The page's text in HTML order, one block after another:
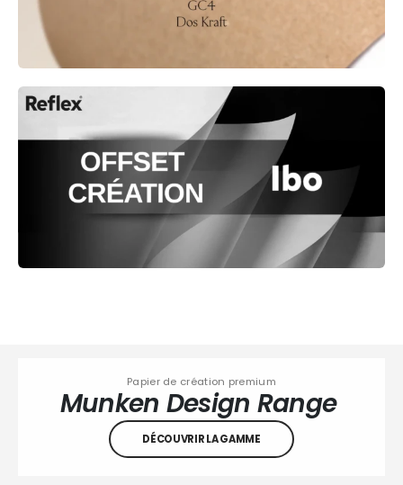
Papier de création premium
Munken Design Range
DÉCOUVRIR LA GAMME